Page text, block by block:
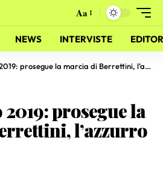
Aa
NEWS INTERVISTE
prosegue la marcia di Berrettini, l’azzurro è ai quarti
prosegue la
l’azzurro